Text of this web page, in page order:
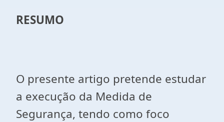
RESUMO
O presente artigo pretende estudar
a execução da Medida de
Segurança, tendo como foco